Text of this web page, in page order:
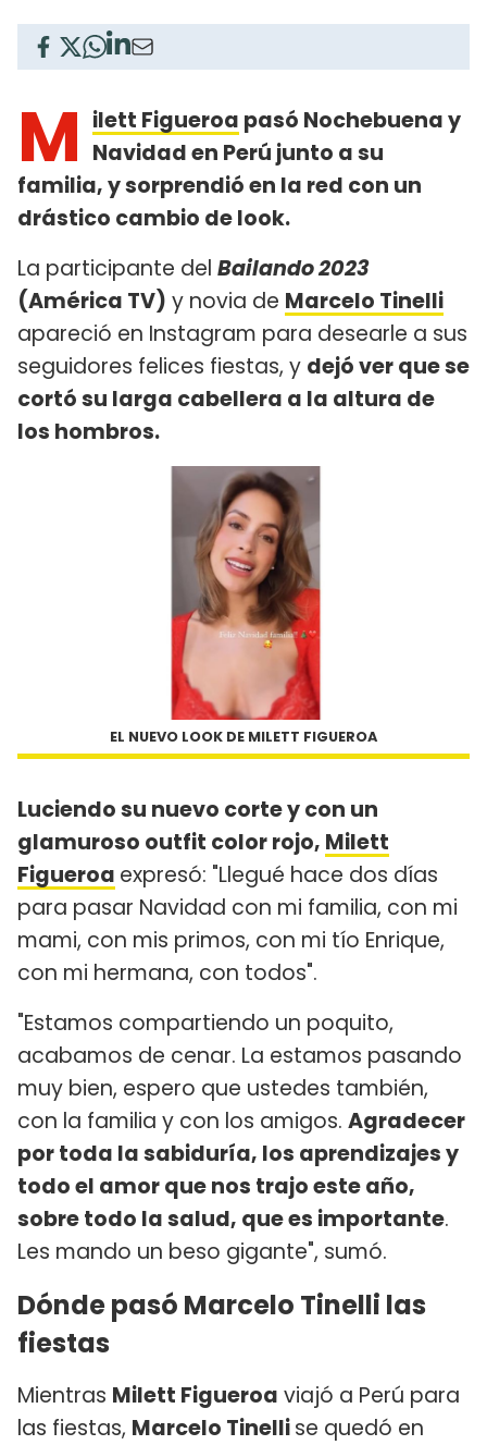
M ilett Figueroa pasó Nochebuena y
Navidad en Perú junto a su
familia, y sorprendió en la red con un
drástico cambio de look.
La participante del Bailando 2023
(América TV) y novia de Marcelo Tinelli
apareció en Instagram para desearle a sus
seguidores felices fiestas, y dejó ver que se
cortó su larga cabellera a la altura de
los hombros.
EL NUEVO LOOK DE MILETT FIGUEROA
Luciendo su nuevo corte y con un
glamuroso outfit color rojo, Milett
Figueroa expresó: "Llegué hace dos días
para pasar Navidad con mi familia, con mi
mami, con mis primos, con mi tío Enrique,
con mi hermana, con todos".
"Estamos compartiendo un poquito,
acabamos de cenar. La estamos pasando
muy bien, espero que ustedes también,
con la familia y con los amigos. Agradecer
por toda la sabiduría, los aprendizajes y
todo el amor que nos trajo este año,
sobre todo la salud, que es importante.
Les mando un beso gigante", sumó.
Dónde pasó Marcelo Tinelli las
fiestas
Mientras Milett Figueroa viajó a Perú para
las fiestas, Marcelo Tinellise quedó en